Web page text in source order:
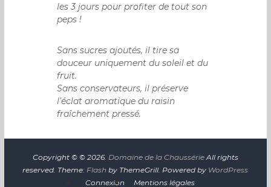
les 3 jours pour profiter de tout son
peps !
Sans sucres ajoutés, il tire sa
douceur uniquement du soleil et du
fruit.
Sans conservateurs, il préserve
l’éclat aromatique du raisin
fraîchement pressé.
Copyright © © 2026. Domaine de la ChaussérieAll rights
reserved. Theme: Flash by ThemeGrill. Powered by WordPress
Connexion
Mentions légales